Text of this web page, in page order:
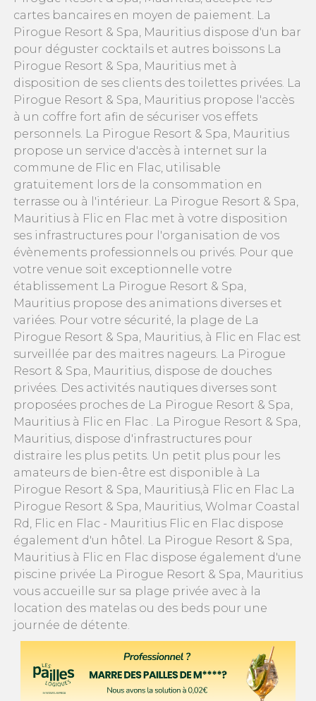
cartes bancaires en moyen de paiement. La
Pirogue Resort & Spa, Mauritius dispose d'un bar
pour déguster cocktails et autres boissons La
Pirogue Resort & Spa, Mauritius met à
disposition de ses clients des toilettes privées. La
Pirogue Resort & Spa, Mauritius propose l'accès
à un coffre fort afin de sécuriser vos effets
personnels. La Pirogue Resort & Spa, Mauritius
propose un service d'accès à internet sur la
commune de Flic en Flac, utilisable
gratuitement lors de la consommation en
terrasse ou à l'intérieur. La Pirogue Resort & Spa,
Mauritius à Flic en Flac met à votre disposition
ses infrastructures pour l'organisation de vos
évènements professionnels ou privés. Pour que
votre venue soit exceptionnelle votre
établissement La Pirogue Resort & Spa,
Mauritius propose des animations diverses et
variées. Pour votre sécurité, la plage de La
Pirogue Resort & Spa, Mauritius, à Flic en Flac est
surveillée par des maitres nageurs. La Pirogue
Resort & Spa, Mauritius, dispose de douches
privées. Des activités nautiques diverses sont
proposées proches de La Pirogue Resort & Spa,
Mauritius à Flic en Flac . La Pirogue Resort & Spa,
Mauritius, dispose d'infrastructures pour
distraire les plus petits. Un petit plus pour les
amateurs de bien-être est disponible à La
Pirogue Resort & Spa, Mauritius,à Flic en Flac La
Pirogue Resort & Spa, Mauritius, Wolmar Coastal
Rd, Flic en Flac - Mauritius Flic en Flac dispose
également d'un hôtel. La Pirogue Resort & Spa,
Mauritius à Flic en Flac dispose également d'une
piscine privée La Pirogue Resort & Spa, Mauritius
vous accueille sur sa plage privée avec à la
location des matelas ou des beds pour une
journée de détente.